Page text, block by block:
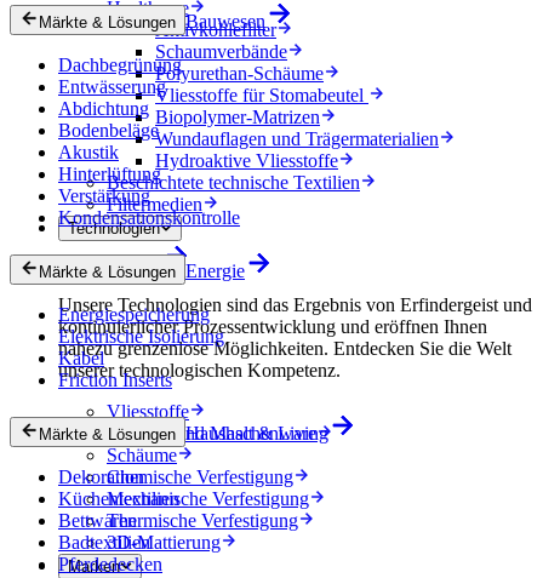
Healthcare
Aktivkohlefilter
Schaumverbände
Polyurethan-Schäume
Vliesstoffe für Stomabeutel
Biopolymer-Matrizen
Wundauflagen und Trägermaterialien
Hydroaktive Vliesstoffe
Beschichtete technische Textilien
Filtermedien
Technologien
Technologien
Unsere Technologien sind das Ergebnis von Erfindergeist und
kontinuierlicher Prozessentwicklung und eröffnen Ihnen
nahezu grenzenlose Möglichkeiten. Entdecken Sie die Welt
unserer technologischen Kompetenz.
Vliesstoffe
Gewebe und Maschenware
Schäume
Chemische Verfestigung
Mechanische Verfestigung
Thermische Verfestigung
3D-Mattierung
Marken
Märkte & Lösungen Bauwesen
Dachbegrünung
Entwässerung
Abdichtung
Bodenbeläge
Akustik
Hinterlüftung
Verstärkung
Kondensationskontrolle
Märkte & Lösungen Energie
Energiespeicherung
Elektrische Isolierung
Kabel
Friction Inserts
Märkte & Lösungen Haushalt & Living
Dekoration
Küchentextilien
Bettwaren
Badtextilien
Pferdedecken